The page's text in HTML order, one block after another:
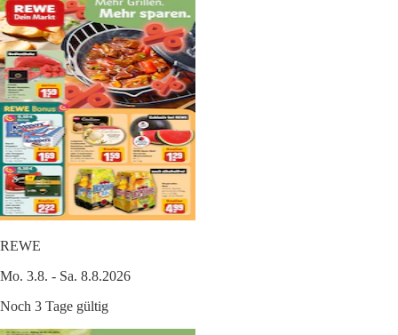
REWE
Mo. 3.8. - Sa. 8.8.2026
Noch 3 Tage gültig